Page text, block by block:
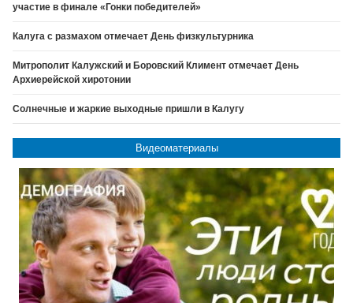
участие в финале «Гонки победителей»
Калуга с размахом отмечает День физкультурника
Митрополит Калужский и Боровский Климент отмечает День
Архиерейской хиротонии
Солнечные и жаркие выходные пришли в Калугу
Видеоматериалы